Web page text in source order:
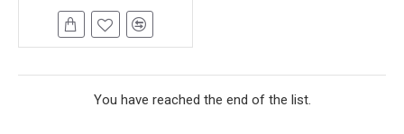
You have reached the end of the list.